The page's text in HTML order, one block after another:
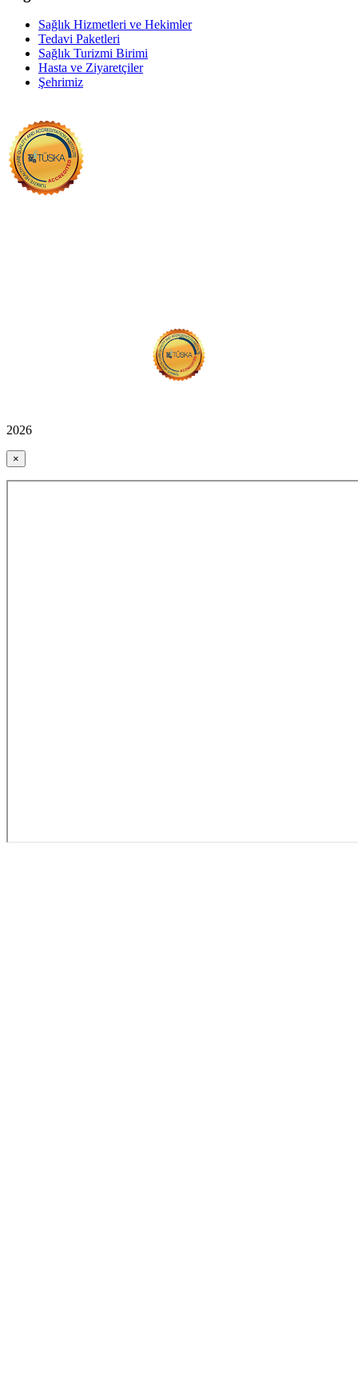
Sağlık Hizmetleri ve Hekimler
Tedavi Paketleri
Sağlık Turizmi Birimi
Hasta ve Ziyaretçiler
Şehrimiz
2026
×